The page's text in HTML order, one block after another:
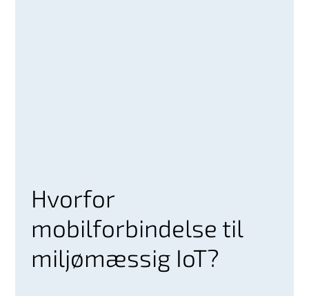
Hvorfor
mobilforbindelse til
miljømæssig IoT?